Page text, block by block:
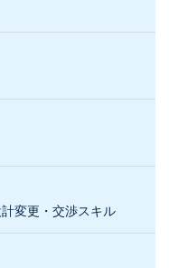
変更・交渉スキル